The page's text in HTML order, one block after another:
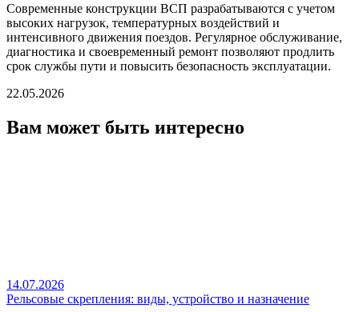
Современные конструкции ВСП разрабатываются с учетом
высоких нагрузок, температурных воздействий и
интенсивного движения поездов. Регулярное обслуживание,
диагностика и своевременный ремонт позволяют продлить
срок службы пути и повысить безопасность эксплуатации.
22.05.2026
Вам может быть интересно
14.07.2026
Рельсовые скрепления: виды, устройство и назначение